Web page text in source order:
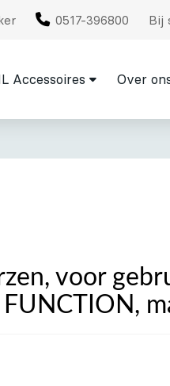
0517-396800 Bij
Accessoires Over
voor